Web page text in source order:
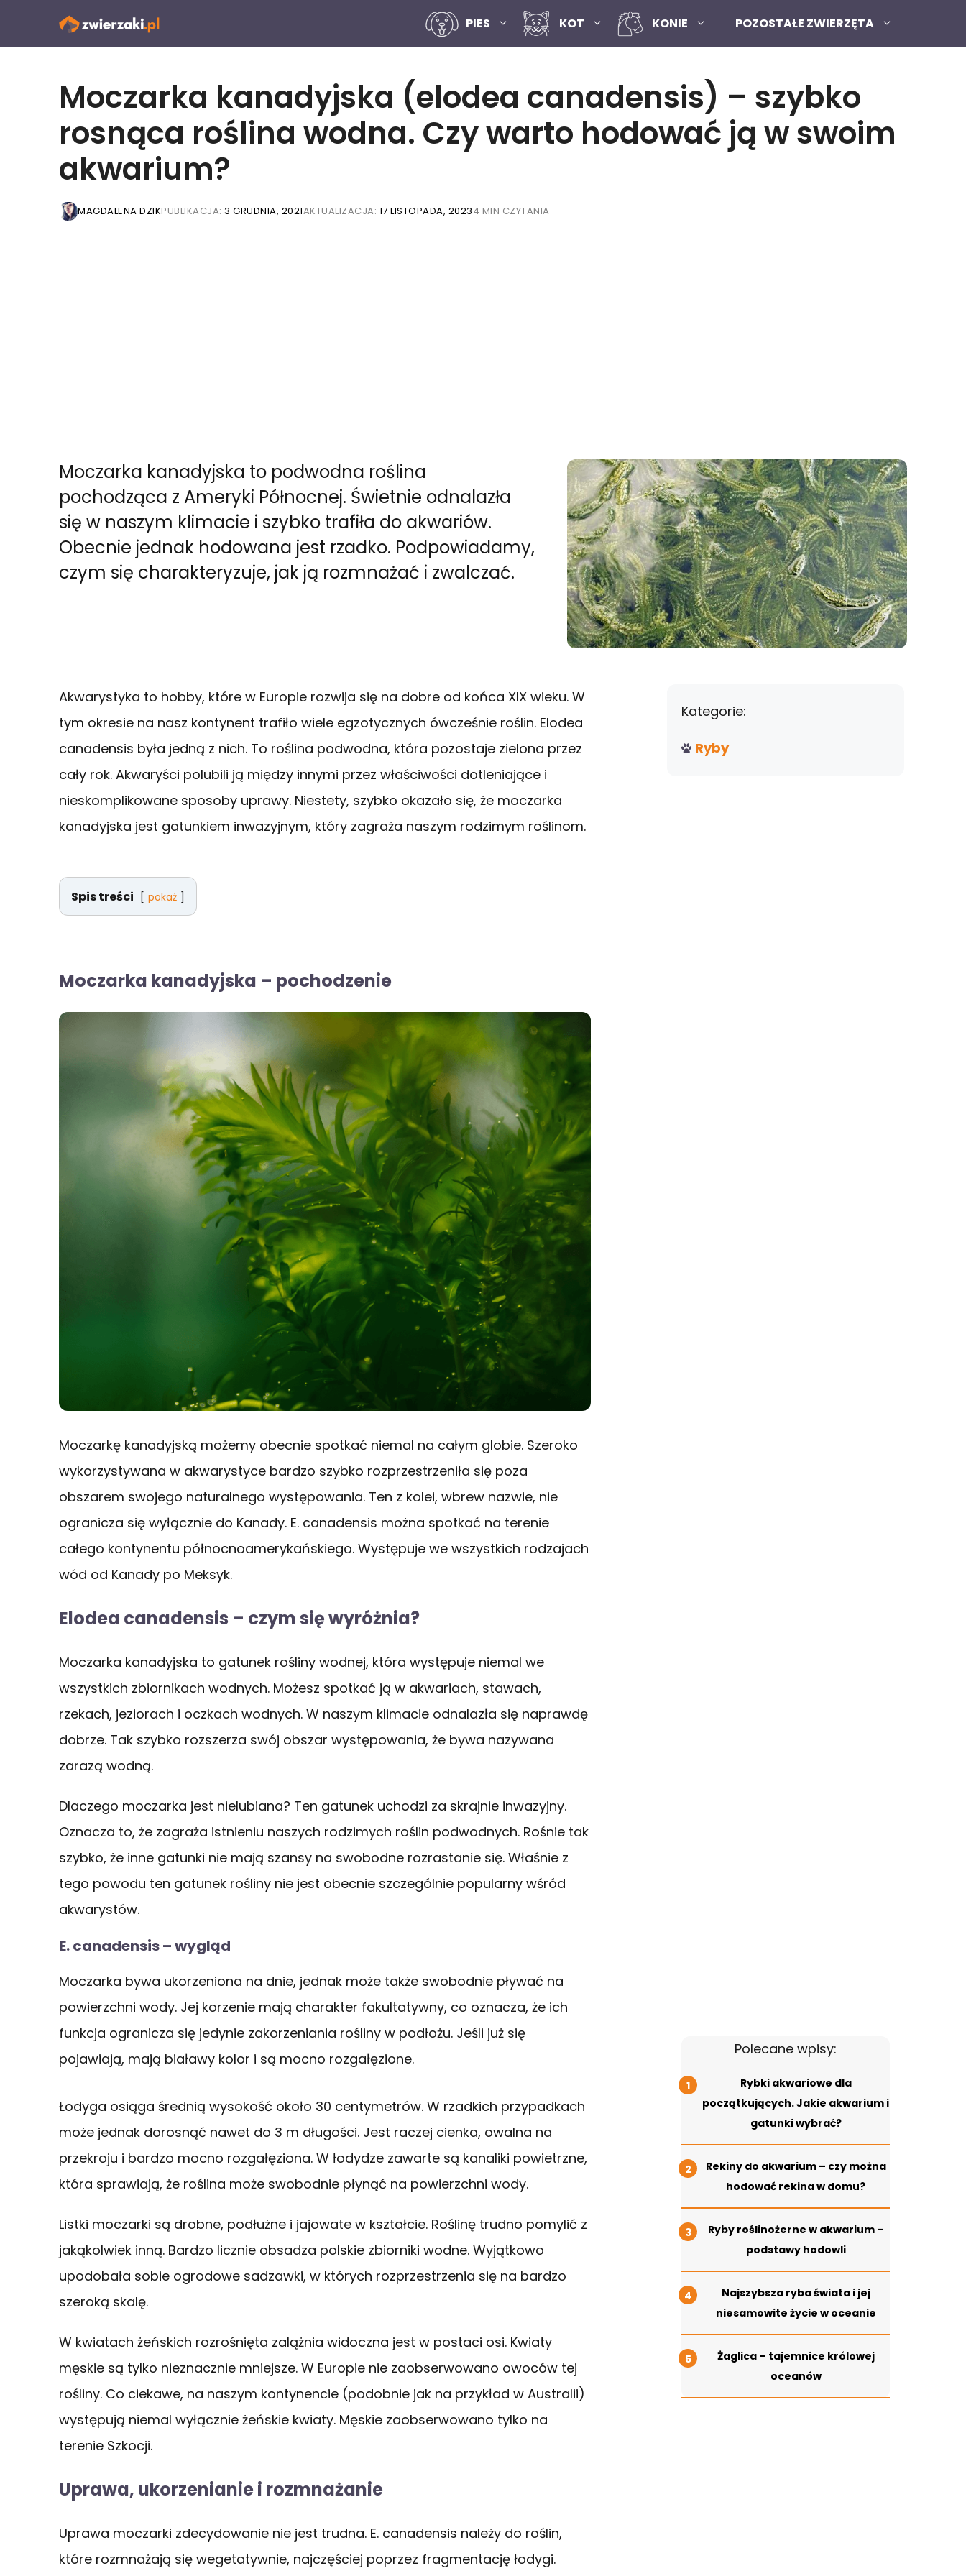
PIES KOT KONIE POZOSTAŁE ZWIERZĘTA
Moczarka kanadyjska (elodea canadensis) – szybko
rosnąca roślina wodna. Czy warto hodować ją w swoim
akwarium?
MAGDALENA DZIKPUBLIKACJA: 3 GRUDNIA, 2021AKTUALIZACJA: 17 LISTOPADA, 20234 MIN CZYTANIA
Moczarka kanadyjska to podwodna roślina
pochodząca z Ameryki Północnej. Świetnie odnalazła
się w naszym klimacie i szybko trafiła do akwariów.
Obecnie jednak hodowana jest rzadko. Podpowiadamy,
czym się charakteryzuje, jak ją rozmnażać i zwalczać.
Akwarystyka to hobby, które w Europie rozwija się na dobre od końca XIX wieku. W
tym okresie na nasz kontynent trafiło wiele egzotycznych ówcześnie roślin. Elodea
canadensis była jedną z nich. To roślina podwodna, która pozostaje zielona przez
cały rok. Akwaryści polubili ją między innymi przez właściwości dotleniające i
nieskomplikowane sposoby uprawy. Niestety, szybko okazało się, że moczarka
kanadyjska jest gatunkiem inwazyjnym, który zagraża naszym rodzimym roślinom.
Spis treści pokaż
Moczarka kanadyjska – pochodzenie
Moczarkę kanadyjską możemy obecnie spotkać niemal na całym globie. Szeroko
wykorzystywana w akwarystyce bardzo szybko rozprzestrzeniła się poza
obszarem swojego naturalnego występowania. Ten z kolei, wbrew nazwie, nie
ogranicza się wyłącznie do Kanady. E. canadensis można spotkać na terenie
całego kontynentu północnoamerykańskiego. Występuje we wszystkich rodzajach
wód od Kanady po Meksyk.
Elodea canadensis – czym się wyróżnia?
Moczarka kanadyjska to gatunek rośliny wodnej, która występuje niemal we
wszystkich zbiornikach wodnych. Możesz spotkać ją w akwariach, stawach,
rzekach, jeziorach i oczkach wodnych. W naszym klimacie odnalazła się naprawdę
dobrze. Tak szybko rozszerza swój obszar występowania, że bywa nazywana
zarazą wodną.
Dlaczego moczarka jest nielubiana? Ten gatunek uchodzi za skrajnie inwazyjny.
Oznacza to, że zagraża istnieniu naszych rodzimych roślin podwodnych. Rośnie tak
szybko, że inne gatunki nie mają szansy na swobodne rozrastanie się. Właśnie z
tego powodu ten gatunek rośliny nie jest obecnie szczególnie popularny wśród
akwarystów.
E. canadensis – wygląd
Moczarka bywa ukorzeniona na dnie, jednak może także swobodnie pływać na
powierzchni wody. Jej korzenie mają charakter fakultatywny, co oznacza, że ich
funkcja ogranicza się jedynie zakorzeniania rośliny w podłożu. Jeśli już się
pojawiają, mają białawy kolor i są mocno rozgałęzione.
Łodyga osiąga średnią wysokość około 30 centymetrów. W rzadkich przypadkach
może jednak dorosnąć nawet do 3 m długości. Jest raczej cienka, owalna na
przekroju i bardzo mocno rozgałęziona. W łodydze zawarte są kanaliki powietrzne,
która sprawiają, że roślina może swobodnie płynąć na powierzchni wody.
Listki moczarki są drobne, podłużne i jajowate w kształcie. Roślinę trudno pomylić z
jakąkolwiek inną. Bardzo licznie obsadza polskie zbiorniki wodne. Wyjątkowo
upodobała sobie ogrodowe sadzawki, w których rozprzestrzenia się na bardzo
szeroką skalę.
W kwiatach żeńskich rozrośnięta zalążnia widoczna jest w postaci osi. Kwiaty
męskie są tylko nieznacznie mniejsze. W Europie nie zaobserwowano owoców tej
rośliny. Co ciekawe, na naszym kontynencie (podobnie jak na przykład w Australii)
występują niemal wyłącznie żeńskie kwiaty. Męskie zaobserwowano tylko na
terenie Szkocji.
Uprawa, ukorzenianie i rozmnażanie
Uprawa moczarki zdecydowanie nie jest trudna. E. canadensis należy do roślin,
które rozmnażają się wegetatywnie, najczęściej poprzez fragmentację łodygi.
Kategorie:
Ryby
Polecane wpisy:
Rybki akwariowe dla
początkujących. Jakie akwarium i
gatunki wybrać?
Rekiny do akwarium – czy można
hodować rekina w domu?
Ryby roślinożerne w akwarium –
podstawy hodowli
Najszybsza ryba świata i jej
niesamowite życie w oceanie
Żaglica – tajemnice królowej
oceanów